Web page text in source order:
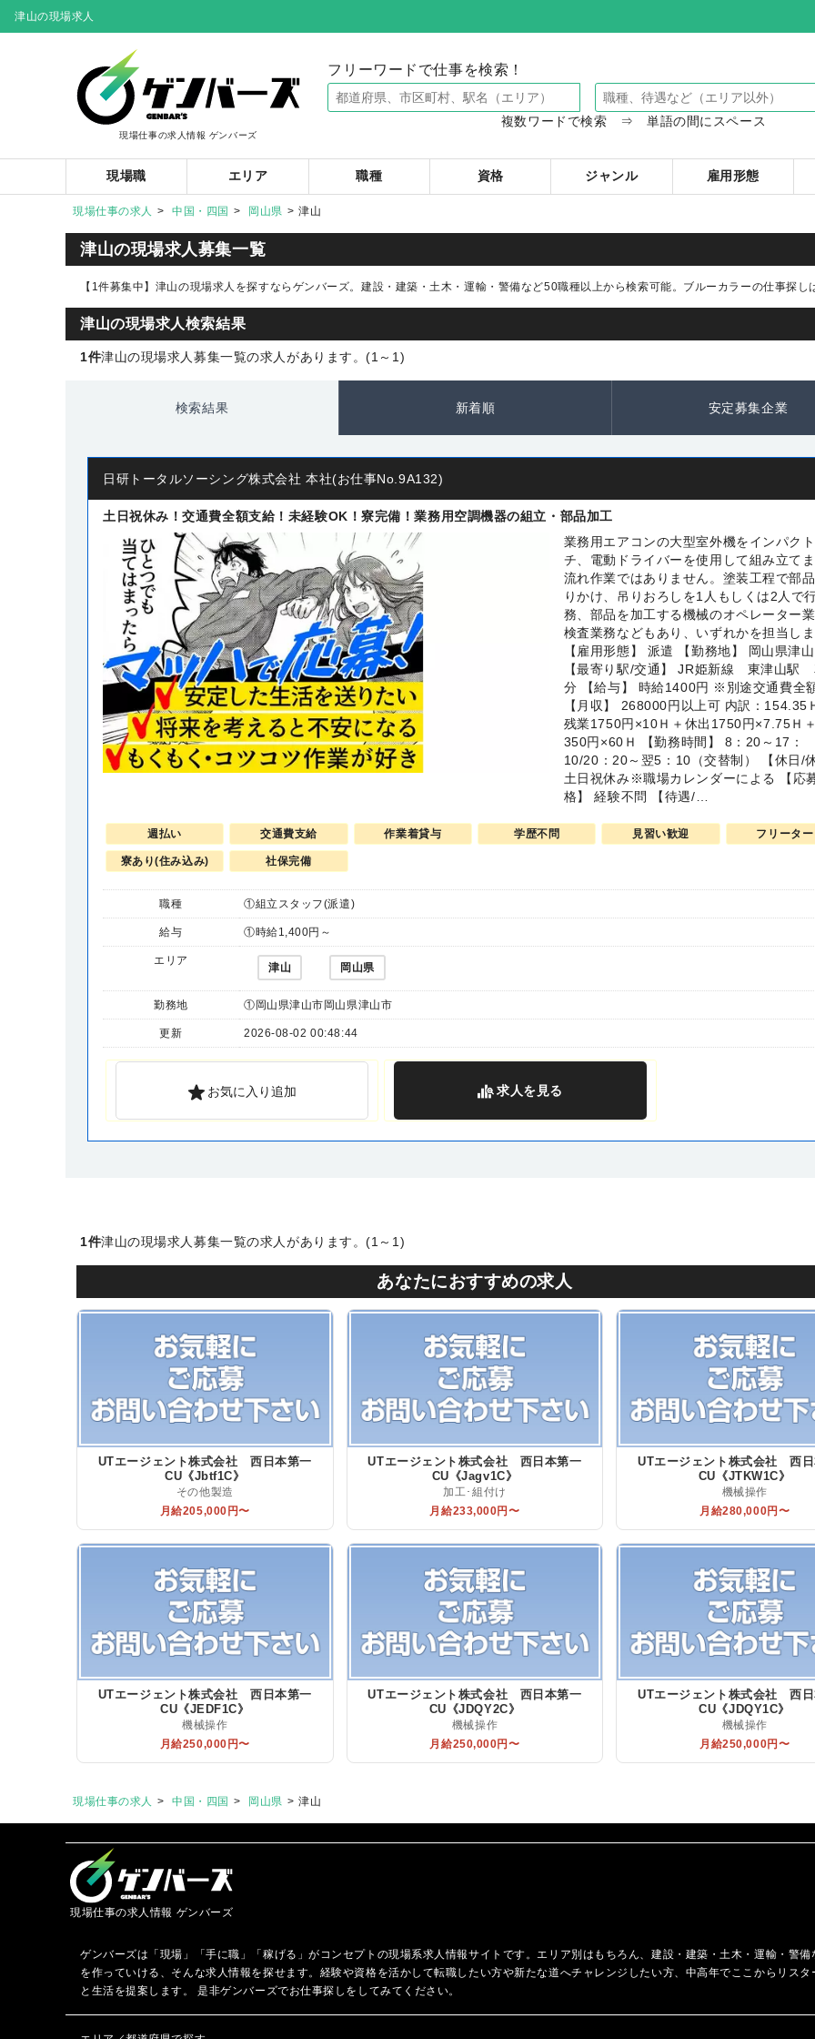
津山の現場求人
現場仕事の求人情報 ゲンバーズ
フリーワードで仕事を検索！
複数ワードで検索 ⇒ 単語の間にスペース
現場職 エリア 職種 資格 ジャンル 雇用形態
現場仕事の求人 中国・四国 岡山県 津山
津山の現場求人募集一覧
【1件募集中】津山の現場求人を探すならゲンバーズ。建設・建築・土木・運輸・警備など50職種以上から検索可能。ブルーカラーの仕事探
津山の現場求人検索結果
1件津山の現場求人募集一覧の求人があります。(1～1)
検索結果 新着順 安定募集企業
日研トータルソーシング株式会社 本社(お仕事No.9A132)
土日祝休み！交通費全額支給！未経験OK！寮完備！業務用空調機器の組立・部品加工
業務用エアコンの大型室外機をインパク
チ、電動ドライバーを使用して組み立て
流れ作業ではありません。塗装工程で部
りかけ、吊りおろしを1人もしくは2人で
務、部品を加工する機械のオペレーター
検査業務などもあり、いずれかを担当し
【雇用形態】 派遣 【勤務地】 岡山県津
【最寄り駅/交通】 JR姫新線 東津山駅
分 【給与】 時給1400円 ※別途交通費全
【月収】 268000円以上可 内訳：154.35
残業1750円×10Ｈ＋休出1750円×7.75Ｈ
350円×60Ｈ 【勤務時間】 8：20～17：
10/20：20～翌5：10（交替制） 【休日/
土日祝休み※職場カレンダーによる 【応
格】 経験不問 【待遇/…
週払い 交通費支給 作業着貸与 学歴不問 見習い歓迎 フリーター
寮あり(住み込み) 社保完備
職種 ①組立スタッフ(派遣)
給与 ①時給1,400円～
エリア
津山 岡山県
勤務地 ①岡山県津山市岡山県津山市
更新 2026-08-02 00:48:44
お気に入り追加 求人を見る
1件津山の現場求人募集一覧の求人があります。(1～1)
あなたにおすすめの求人
UTエージェント株式会社 西日本第一
CU《Jbtf1C》
その他製造
月給205,000円〜
UTエージェント株式会社 西日本第一
CU《Jagv1C》
加工･組付け
月給233,000円〜
UTエージェント株式会社 西
CU《JTKW1C》
機械操作
月給280,000円〜
UTエージェント株式会社 西日本第一
CU《JEDF1C》
機械操作
月給250,000円〜
UTエージェント株式会社 西日本第一
CU《JDQY2C》
機械操作
月給250,000円〜
UTエージェント株式会社 西
CU《JDQY1C》
機械操作
月給250,000円〜
現場仕事の求人 中国・四国 岡山県 津山
現場仕事の求人情報 ゲンバーズ
ゲンバーズは「現場」「手に職」「稼げる」がコンセプトの現場系求人情報サイトです。エリア別はもちろん、建設・建築・土木・運輸・警
を作っていける、そんな求人情報を探せます。経験や資格を活かして転職したい方や新たな道へチャレンジしたい方、中高年でここからリス
と生活を提案します。 是非ゲンバーズでお仕事探しをしてみてください。